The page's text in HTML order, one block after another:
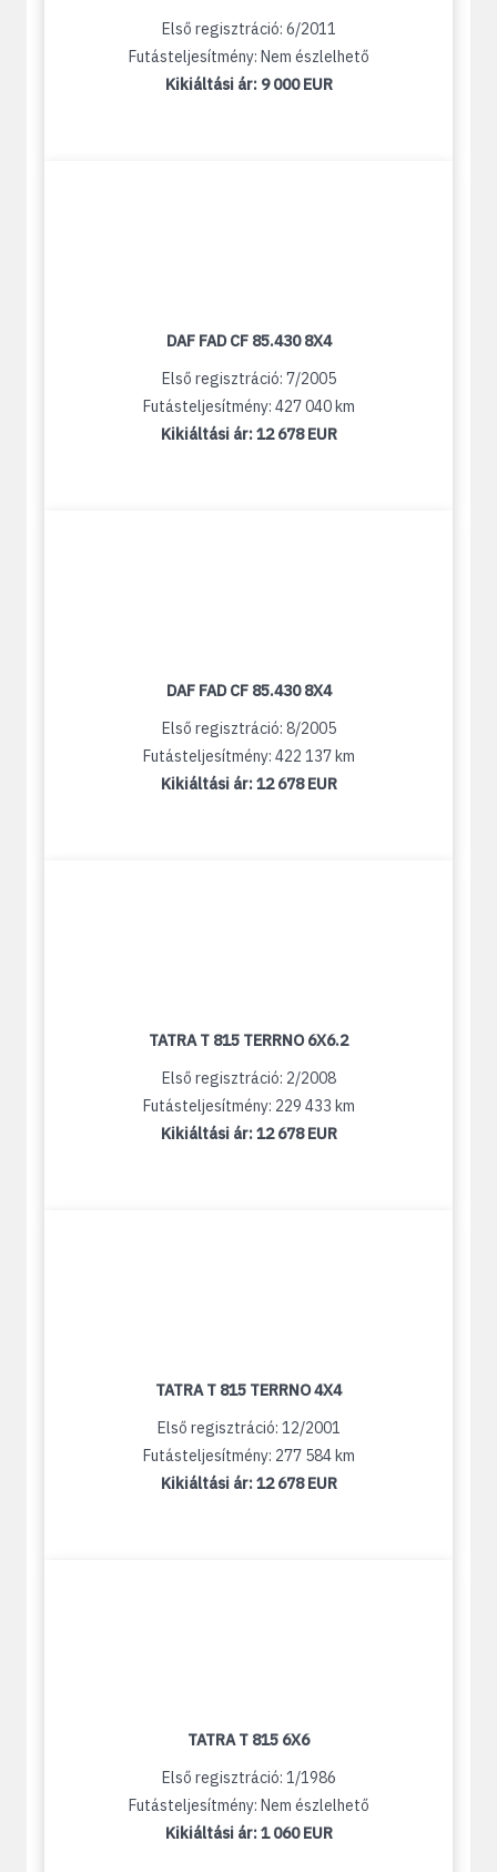
Első regisztráció: 6/2011
Futásteljesítmény: Nem észlelhető
Kikiáltási ár: 9 000 EUR
DAF FAD CF 85.430 8X4
Első regisztráció: 7/2005
Futásteljesítmény: 427 040 km
Kikiáltási ár:12 678 EUR
DAF FAD CF 85.430 8X4
Első regisztráció: 8/2005
Futásteljesítmény: 422 137 km
Kikiáltási ár:12 678 EUR
TATRA T 815 TERRNO 6X6.2
Első regisztráció: 2/2008
Futásteljesítmény: 229 433 km
Kikiáltási ár:12 678 EUR
TATRA T 815 TERRNO 4X4
Első regisztráció: 12/2001
Futásteljesítmény: 277 584 km
Kikiáltási ár:12 678 EUR
TATRA T 815 6X6
Első regisztráció: 1/1986
Futásteljesítmény: Nem észlelhető
Kikiáltási ár:1 060 EUR